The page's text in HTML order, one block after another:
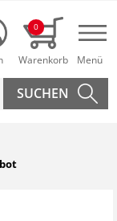
Login
0